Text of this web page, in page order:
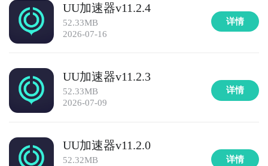
作，提供更方便的文件管理服务。
10. 《系统优化大师》：系统优化大师可以对手机系统
加速手机运行等，提升手机性能和稳定性。
这些APP在手机系统工具和优化方面提供了一系列有用
UU加速器v11.2.4
52.33MB
2026-07-16
详情
UU加速器v11.2.3
52.33MB
2026-07-09
详情
UU加速器v11.2.0
52.32MB
详情